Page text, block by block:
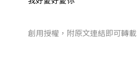
創用授權，附原文連結即可轉載